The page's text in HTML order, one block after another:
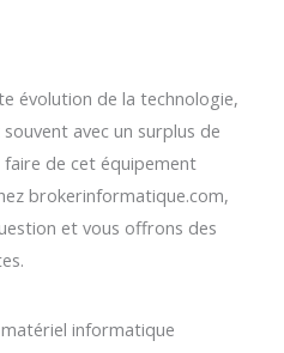
évolution de la technologie,
avec un surplus de
de cet équipement
brokerinformatique.com,
et vous offrons des
informatique